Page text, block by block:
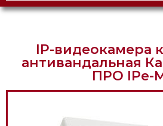
IP-видеокамера
антивандальная
ПРО IPe-